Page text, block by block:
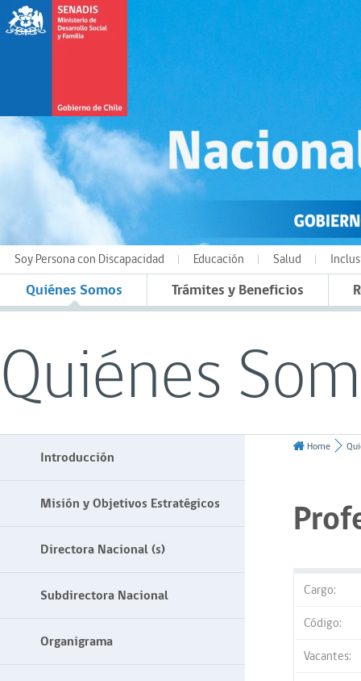
Soy Persona con Discapacidad Educación Salud
Quiénes Somos Trámites y Beneficios
Quiénes
Introducción
Misión y Objetivos Estratégicos
Directora Nacional (s)
Subdirectora Nacional
Organigrama
Home
Cargo:
Código:
Vacantes: